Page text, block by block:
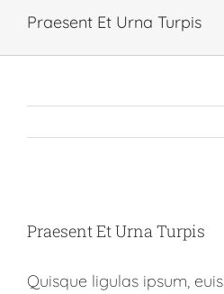
Praesent Et Urna Turpis
Larger
Praesent Et Urna Turpis
Quisque ligulas ipsum,